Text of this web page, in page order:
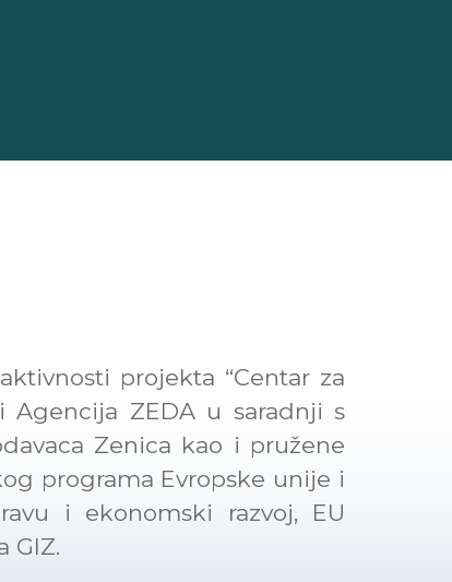
projekta “Centar za
Agencija ZEDA u saradnji s
Zenica kao i pružene
programa Evropske unije i
i ekonomski razvoj, EU
GIZ.